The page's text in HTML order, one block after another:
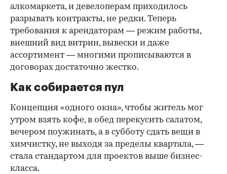
алкомаркета, и девелоперам приходилось
разрывать контракты, не редки. Теперь
требования к арендаторам — режим работы,
внешний вид витрин, вывески и даже
ассортимент — многими прописываются в
договорах достаточно жестко.
Как собирается пул
Концепция «одного окна», чтобы житель мог
утром взять кофе, в обед перекусить салатом,
вечером поужинать, а в субботу сдать вещи в
химчистку, не выходя за пределы квартала, —
стала стандартом для проектов выше бизнес-
класса.